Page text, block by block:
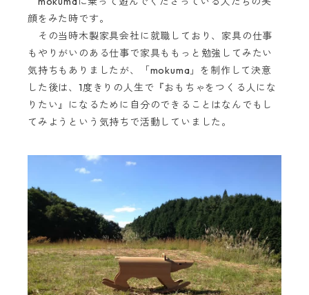
顔をみた時です。
その当時木製家具会社に就職しており、家具の仕事
もやりがいのある仕事で家具ももっと勉強してみたい
気持ちもありましたが、「mokuma」を制作して決意
した後は、1度きりの人生で『おもちゃをつくる人にな
りたい』になるために自分のできることはなんでもし
てみようという気持ちで活動していました。